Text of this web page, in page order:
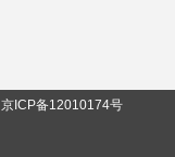
京ICP备12010174号